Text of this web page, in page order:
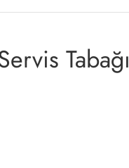
Tabağı